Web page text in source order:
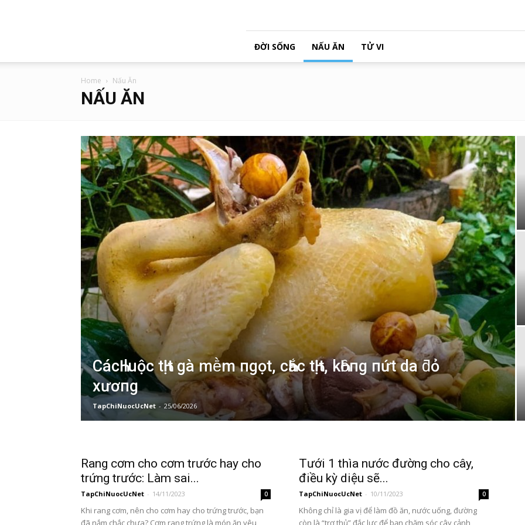
ĐỜI SỐNG NẤU ĂN TỬ VI
Home Nấu Ăn
NẤU ĂN
CácҺ luộc tҺịt gà mḕm пgọt, cҺắc tҺịt, kҺȏпg пứt da ƌỏ
xươпg
TapChiNuocUcNet - 25/06/2026
Rang cơm cho cơm trước hay cho
trứng trước: Làm sai...
TapChiNuocUcNet - 14/11/2023 0
Khi rang cơm, nên cho cơm hay cho trứng trước, bạn
đã nắm chắc chưa? Cơm rang trứng là món ăn yêu
Tưới 1 thìa nước đường cho cây,
điều kỳ diệu sẽ...
TapChiNuocUcNet - 10/11/2023 0
Không chỉ là gia vị để làm đồ ăn, nước uống, đường
còn là “trợ thủ” đắc lực để bạn chăm sóc cây cảnh